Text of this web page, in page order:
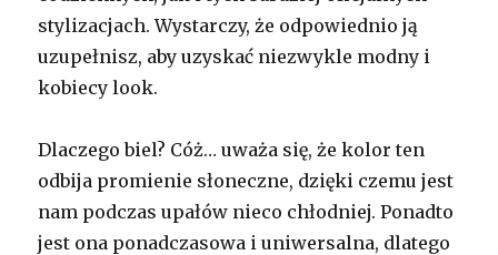
stylizacjach. Wystarczy, że odpowiednio ją
uzupełnisz, aby uzyskać niezwykle modny i
kobiecy look.
Dlaczego biel? Cóż… uważa się, że kolor ten
odbija promienie słoneczne, dzięki czemu jest
nam podczas upałów nieco chłodniej. Ponadto
jest ona ponadczasowa i uniwersalna, dlatego